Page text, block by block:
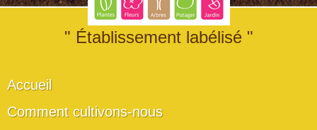
" Établissement labélisé "
Accueil
Comment cultivons-nous